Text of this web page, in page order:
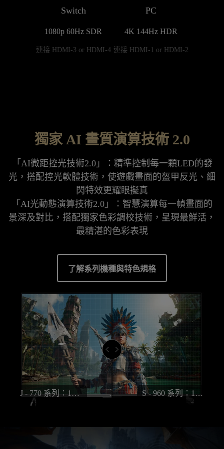
Switch
1080p 60Hz SDR
連接 HDMI-3 or HDMI-4
PC
4K 144Hz HDR
連接 HDMI-1 or HDMI-2
獨家 AI 畫質演算技術 2.0
「AI微距控光技術2.0」：精準控制每一顆LED的發
光，搭配控光軟體技術，使遊戲畫面的盔甲反光、細
閃特效更耀眼擬真
「AI光動態演算技術2.0」：智慧演算每一幀畫面的
景深及對比，搭配獨家色彩調校技術，呈現最鮮活，
了解系列機種與特色規格
J - 770 系列：128-264分區 S - 960 系列：1,680-2,800分區